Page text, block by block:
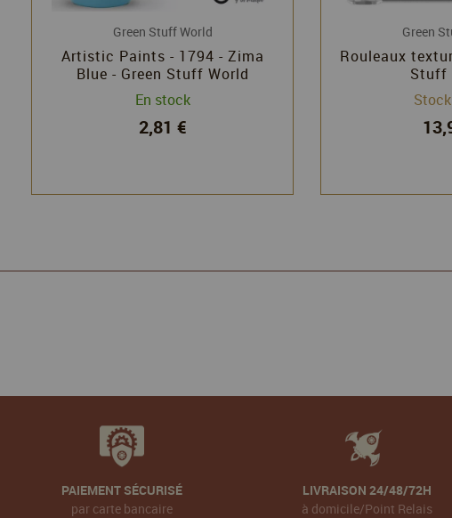
Green Stuff World
Artistic Paints - 1794 - Zima
Blue - Green Stuff World
En stock
2,81 €
Green
Rouleaux
Stuff
PAIEMENT SÉCURISÉ
par carte bancaire
LIVRAISON 24/48/72H
à domicile/Point Relais